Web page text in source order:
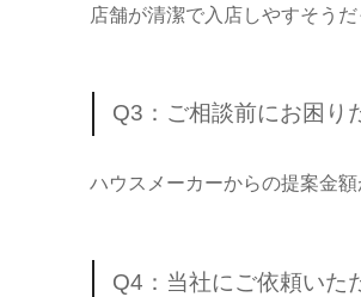
店舗が清潔で入店しやすそうだ
Q3：ご相談前にお困り
ハウスメーカーからの提案金額
Q4：当社にご依頼いた